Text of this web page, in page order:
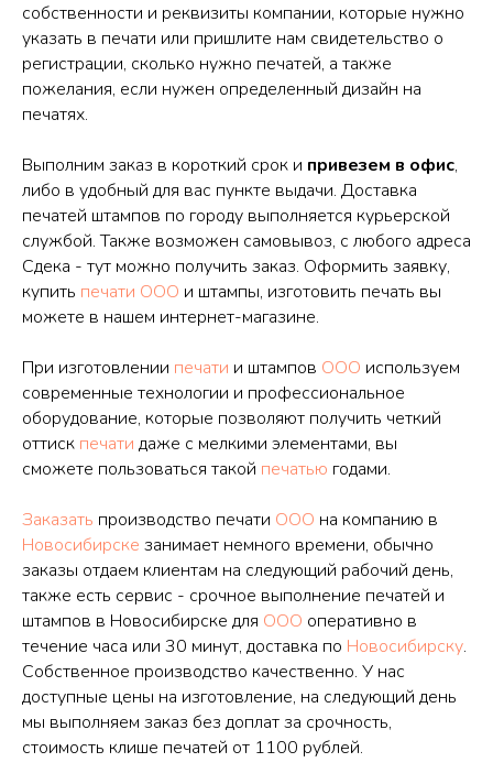
собственности и реквизиты компании, которые нужно
указать в печати или пришлите нам свидетельство о
регистрации, сколько нужно печатей, а также
пожелания, если нужен определенный дизайн на
печатях.
Выполним заказ в короткий срок и привезем в офис,
либо в удобный для вас пункте выдачи. Доставка
печатей штампов по городу выполняется курьерской
службой. Также возможен самовывоз, с любого адреса
Сдека - тут можно получить заказ. Оформить заявку,
купить печати ООО и штампы, изготовить печать вы
можете в нашем интернет-магазине.
При изготовлении печати и штампов ООО используем
современные технологии и профессиональное
оборудование, которые позволяют получить четкий
оттиск печати даже с мелкими элементами, вы
сможете пользоваться такой печатью годами.
Заказать производство печати ООО на компанию в
Новосибирске занимает немного времени, обычно
заказы отдаем клиентам на следующий рабочий день,
также есть сервис - срочное выполнение печатей и
штампов в Новосибирске для ООО оперативно в
течение часа или 30 минут, доставка по Новосибирску.
Собственное производство качественно. У нас
доступные цены на изготовление, на следующий день
мы выполняем заказ без доплат за срочность,
стоимость клише печатей от 1100 рублей.